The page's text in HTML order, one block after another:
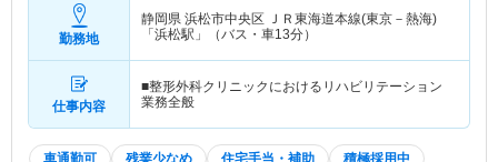
勤務地
静岡県 浜松市中央区 ＪＲ東海道本線(東京－熱海)
「浜松駅」（バス・車13分）
仕事内容
■整形外科クリニックにおけるリハビリテーション
業務全般